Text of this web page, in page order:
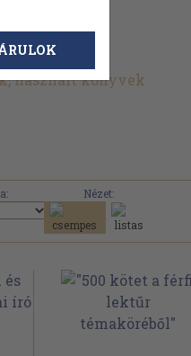
használt könyvek
Nézet: